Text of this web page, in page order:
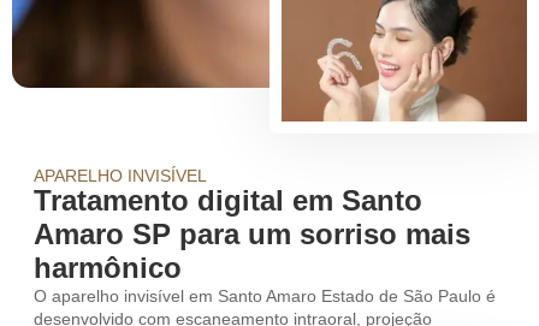
APARELHO INVISÍVEL
Tratamento digital em Santo
Amaro SP para um sorriso mais
harmônico
O aparelho invisível em Santo Amaro Estado de São Paulo é
desenvolvido com escaneamento intraoral, projeção